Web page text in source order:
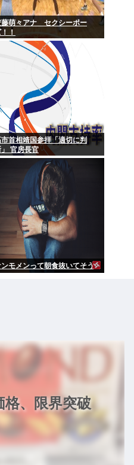
藤萌々アナ セクシーポー
！
首相靖国参拝「適切に判
」 官房長官
モメンって朝食抜いてそう
、限界突破